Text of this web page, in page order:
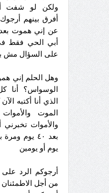
ولكن لو شفت
أفرق بينهم
أبي الحي فقط
على السؤال مش
الوسواس؟ أنا
الذي أنا أكتبه
الموت
والأموات
يوم أو يومين
أرجوكم الرد على
من أجل الاطمئنان